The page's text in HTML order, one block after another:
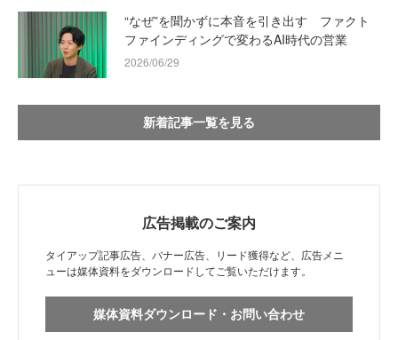
“なぜ”を聞かずに本音を引き出す ファクト
ファインディングで変わるAI時代の営業
2026/06/29
新着記事一覧を見る
広告掲載のご案内
タイアップ記事広告、バナー広告、リード獲得など、広告メニ
ューは媒体資料をダウンロードしてご覧いただけます。
媒体資料ダウンロード・お問い合わせ